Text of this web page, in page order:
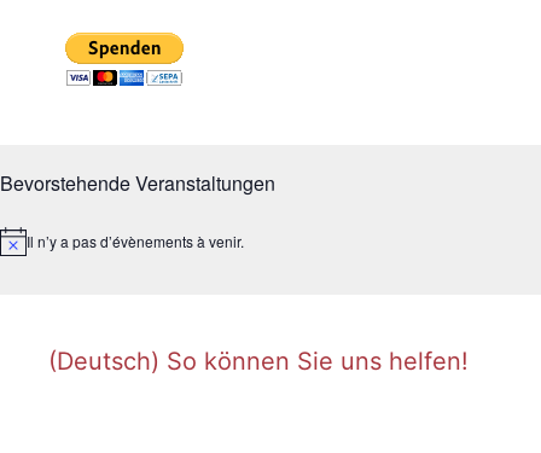
Bevorstehende Veranstaltungen
N
Il n’y a pas d’évènements à venir.
(Deutsch) So können Sie uns helfen!